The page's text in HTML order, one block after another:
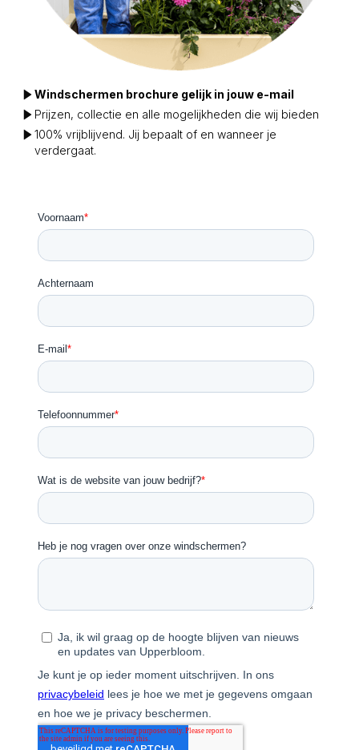
Windschermen brochure gelijk in jouw e-mail
Prijzen, collectie en alle mogelijkheden die wij bieden
100% vrijblijvend. Jij bepaalt of en wanneer je
verdergaat.